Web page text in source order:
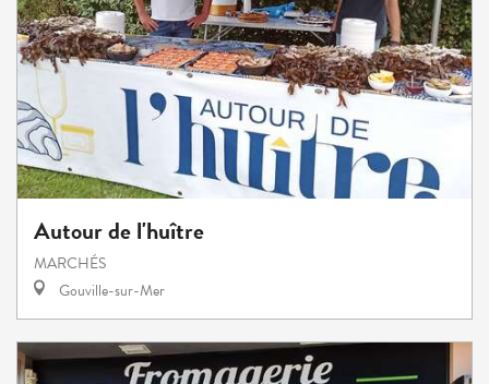
Autour de l'huître
MARCHÉS
Gouville-sur-Mer